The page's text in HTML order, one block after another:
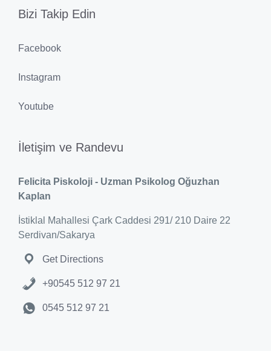
Bizi Takip Edin
Facebook
Instagram
Youtube
İletişim ve Randevu
Felicita Piskoloji - Uzman Psikolog Oğuzhan
Kaplan
İstiklal Mahallesi Çark Caddesi 291/ 210 Daire 22
Serdivan/Sakarya
Get Directions
+90545 512 97 21
0545 512 97 21